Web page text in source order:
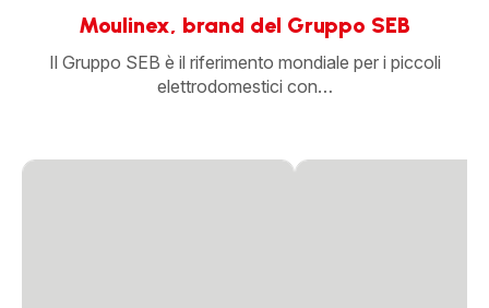
Moulinex, brand del Gruppo SEB
Il Gruppo SEB è il riferimento mondiale per i piccoli
elettrodomestici con…